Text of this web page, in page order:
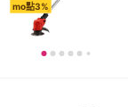
mo點3%